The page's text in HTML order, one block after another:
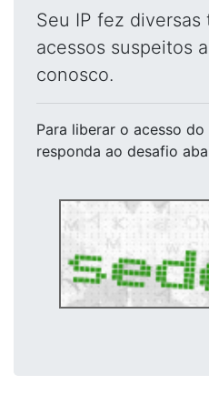
Seu IP fez
acessos suspeitos
conosco.
Para liberar o acesso do
responda ao desafio